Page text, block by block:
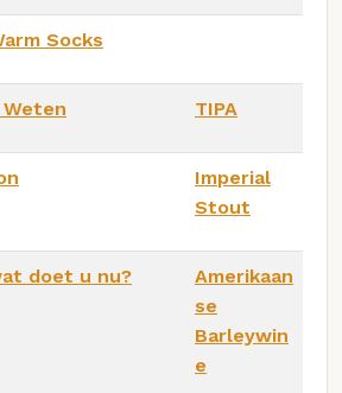
Socks
TIPA
Imperial
Stout
doet u nu?
Amerikaan
se
Barleywin
e